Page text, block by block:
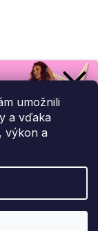
umožnili
a vďaka
výkon a